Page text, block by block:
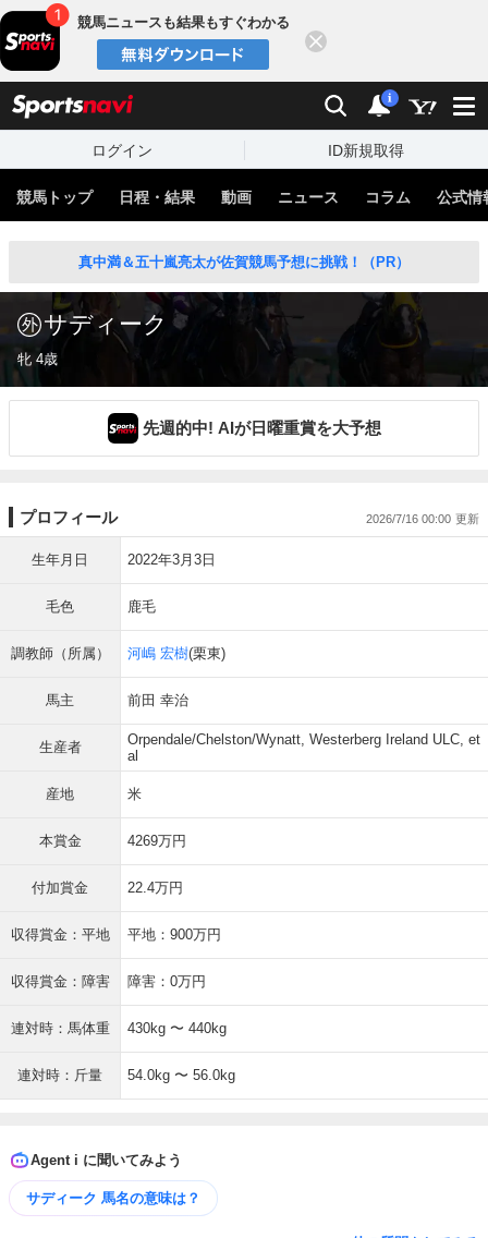
競馬ニュースも結果もすぐわかる
検索 通知
i
ログイン ID新規取得
競馬トップ 日程・結果 動画 ニュース コラム 公式情
真中満＆五十嵐亮太が佐賀競馬予想に挑戦！（PR）
サディーク
牝 4歳
先週的中! AIが日曜重賞を大予想
プロフィール 2026/7/16 00:00
生年月日 2022年3月3日
毛色 鹿毛
調教師（所属） 河嶋 宏樹(栗東)
馬主 前田 幸治
生産者
Orpendale/Chelston/Wynatt, Westerberg Ireland ULC, et
al
産地 米
本賞金 4269万円
付加賞金 22.4万円
収得賞金：平地 平地：900万円
収得賞金：障害 障害：0万円
連対時：馬体重 430kg 〜 440kg
連対時：斤量 54.0kg 〜 56.0kg
Agent i に聞いてみよう
サディーク 馬名の意味は？